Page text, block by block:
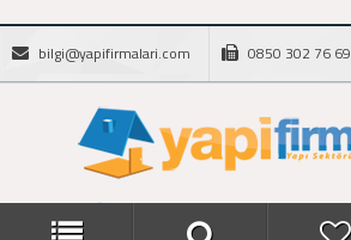
bilgi@yapifirmalari.com 0850 302 76 69